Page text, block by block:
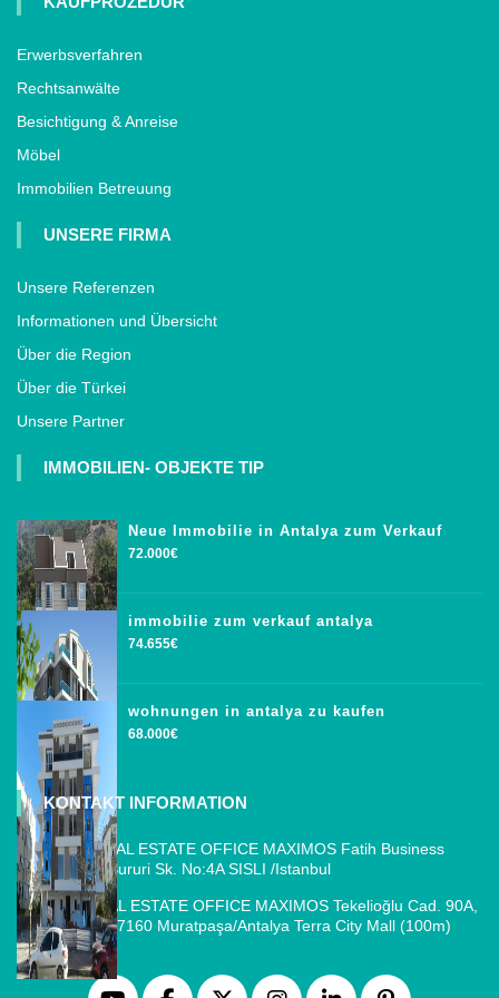
Erwerbsverfahren
Rechtsanwälte
Besichtigung & Anreise
Möbel
Immobilien Betreuung
UNSERE FIRMA
Unsere Referenzen
Informationen und Übersicht
Über die Region
Über die Türkei
Unsere Partner
IMMOBILIEN- OBJEKTE TIP
Neue Immobilie in Antalya zum Verkauf
72.000€
immobilie zum verkauf antalya
74.655€
wohnungen in antalya zu kaufen
68.000€
KONTAKT INFORMATION
ISTANBUL REAL ESTATE OFFICE MAXIMOS Fatih Business
Park, Cemal Sururi Sk. No:4A SISLI /Istanbul
ANTALYA REAL ESTATE OFFICE MAXIMOS Tekelioğlu Cad. 90A,
Fener Mah., 07160 Muratpaşa/Antalya Terra City Mall (100m)